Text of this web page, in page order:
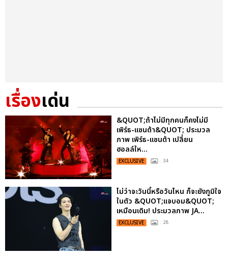
เรื่องเด่น
&QUOT;ถ้าไม่มีทุกคนก็คงไม่มี
เพิร์ธ-แซนต้า&QUOT; ประมวล
ภาพ เพิร์ธ-แซนต้า เปลี่ยน
ฮอลล์ให...
EXCLUSIVE : 34
ไม่ว่าจะวันนี้หรือวันไหน ก็จะยังภูมิใจ
ในตัว &QUOT;แจบอม&QUOT;
เหมือนเดิม! ประมวลภาพ JA...
EXCLUSIVE : 28